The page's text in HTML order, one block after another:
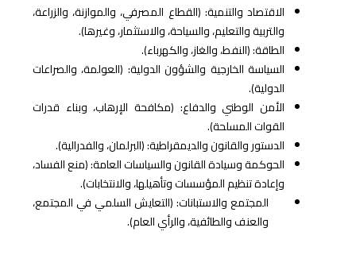
الاقتصاد والتنمية: (القطاع المصرفي، والموازنة، والزراعة،
والتربية والتعليم، والسياحة، والاستثمار، وغيرها).
الطاقة: (النفط، والغاز، والكهرباء).
السياسة الخارجية والشؤون الدولية: (العولمة، والصراعات
الدولية).
الأمن الوطني والدفاع: (مكافحة الإرهاب، وبناء قدرات
القوات المسلحة).
الدستور والقانون والديمقراطية: (البرلمان، والفدرالية).
الحوكمة وسيادة القانون والسياسات العامة: (منع الفساد،
وإعادة تنظيم المؤسسات وتأهيلها، والانتخابات).
المجتمع والاستبانات: (التعايش السلمي في المجتمع،
والعنف والطائفية، والرأي العام).